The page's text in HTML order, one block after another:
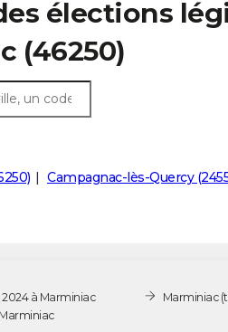
élections
(46250)
Campagnac-lès-Quercy
2024 à Marminiac
de vote à Marminiac
Marminiac